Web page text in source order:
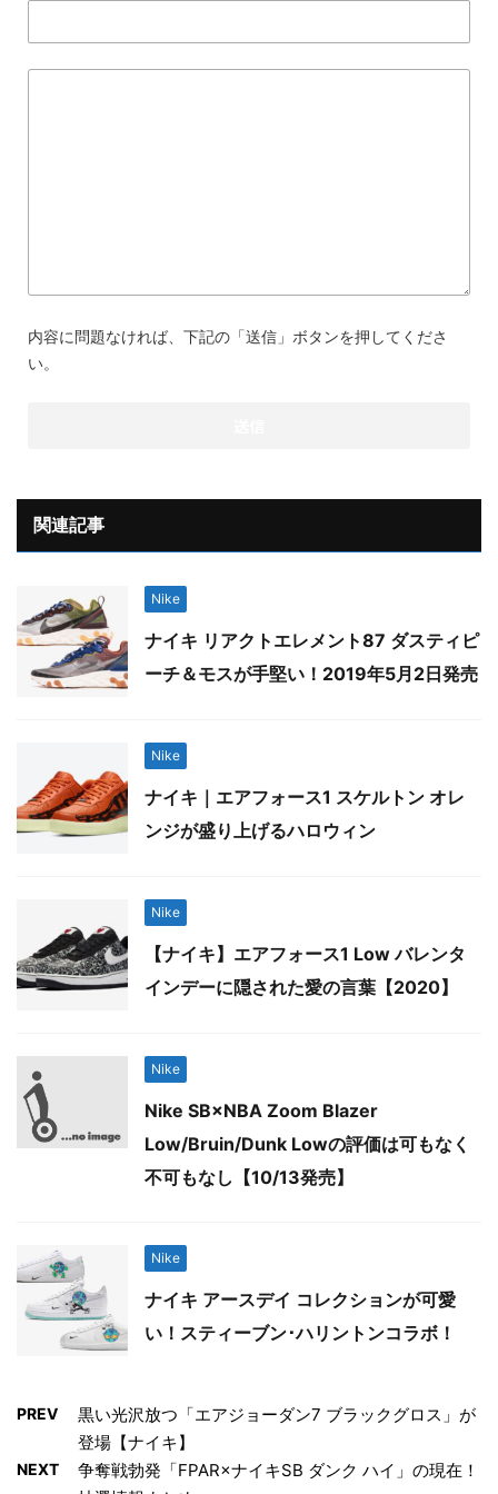
内容に問題なければ、下記の「送信」ボタンを押してくださ
い。
関連記事
Nike
ナイキ リアクトエレメント87 ダスティピ
ーチ＆モスが手堅い！2019年5月2日発売
Nike
ナイキ｜エアフォース1 スケルトン オレ
ンジが盛り上げるハロウィン
Nike
【ナイキ】エアフォース1 Low バレンタ
インデーに隠された愛の言葉【2020】
Nike
Nike SB×NBA Zoom Blazer
Low/Bruin/Dunk Lowの評価は可もなく
不可もなし【10/13発売】
Nike
ナイキ アースデイ コレクションが可愛
い！スティーブン･ハリントンコラボ！
PREV
黒い光沢放つ「エアジョーダン7 ブラックグロス」が
登場【ナイキ】
NEXT
争奪戦勃発「FPAR×ナイキSB ダンク ハイ」の現在！